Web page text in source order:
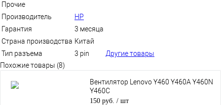
Прочие
Производитель
HP
Гарантия
3 месяца
Страна производства Китай
Тип разъема
3 pin
Другие товары
Похожие товары (8)
Вентилятор Lenovo Y460 Y460A Y460N
Y460C
150 руб. / шт